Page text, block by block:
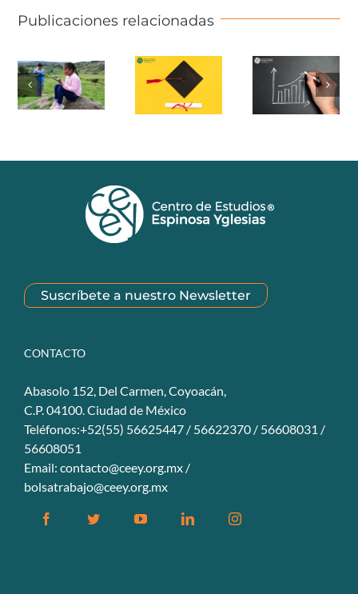
Publicaciones relacionadas
Suscríbete a nuestro Newsletter
CONTACTO
Abasolo 152, Del Carmen, Coyoacán,
C.P. 04100. Ciudad de México
Teléfonos:+52(55) 56625447 / 56622370 / 56608031 /
56608051
Email: contacto@ceey.org.mx /
bolsatrabajo@ceey.org.mx
FacebookTwitter YouTubeLinkedinInstagram